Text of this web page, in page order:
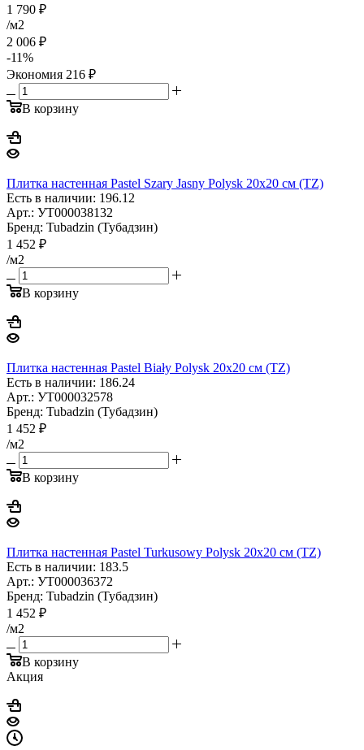
1 790 ₽
/м2
2 006 ₽
-11%
Экономия 216 ₽
В корзину
Плитка настенная Pastel Szary Jasny Polysk 20x20 см (TZ)
Есть в наличии: 196.12
Арт.: УТ000038132
Бренд: Tubadzin (Тубадзин)
1 452 ₽
/м2
В корзину
Плитка настенная Pastel Biały Polysk 20x20 см (TZ)
Есть в наличии: 186.24
Арт.: УТ000032578
Бренд: Tubadzin (Тубадзин)
1 452 ₽
/м2
В корзину
Плитка настенная Pastel Turkusowy Polysk 20x20 см (TZ)
Есть в наличии: 183.5
Арт.: УТ000036372
Бренд: Tubadzin (Тубадзин)
1 452 ₽
/м2
В корзину
Акция